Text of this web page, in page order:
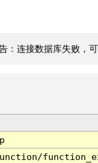
：连接数据库失败，